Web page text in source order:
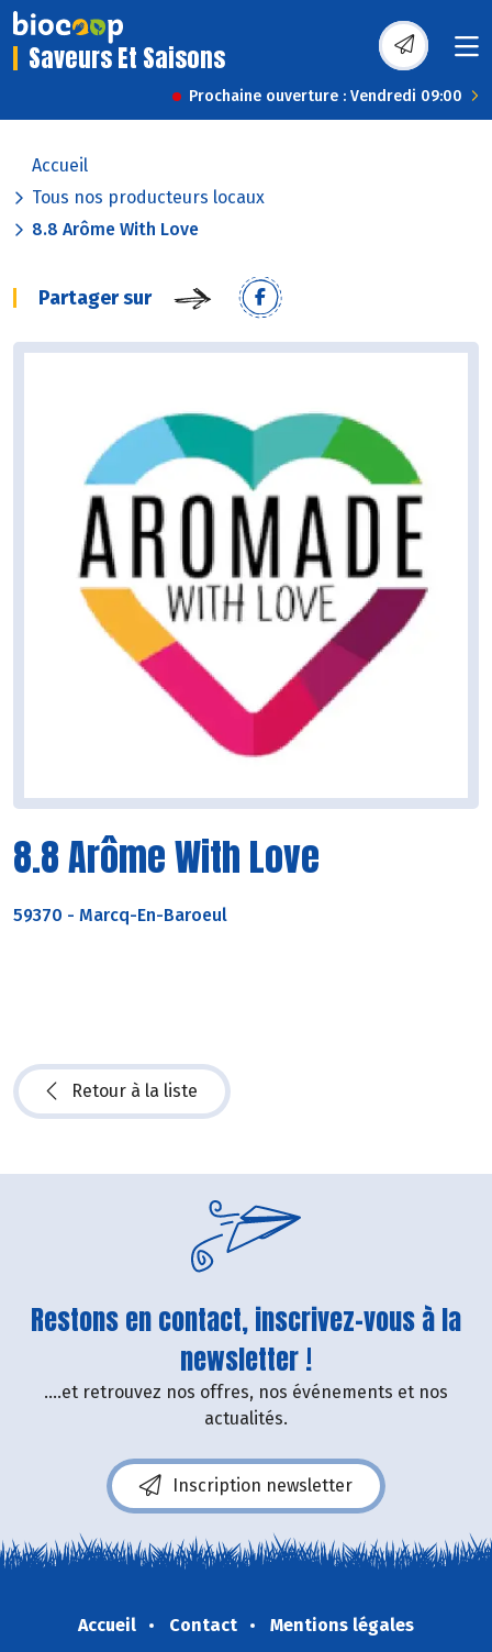
Saveurs Et Saisons
Prochaine ouverture : Vendredi 09:00
Accueil
Tous nos producteurs locaux
8.8 Arôme With Love
Partager sur
8.8 Arôme With Love
59370 - Marcq-En-Baroeul
Retour à la liste
Restons en contact, inscrivez-vous à la
newsletter !
....et retrouvez nos offres, nos événements et nos
actualités.
Inscription newsletter
Accueil Contact
Mentions légales